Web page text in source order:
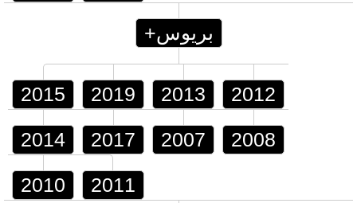
بريوس+
2015 2019 2013 2012
2014 2017 2007 2008
2010 2011